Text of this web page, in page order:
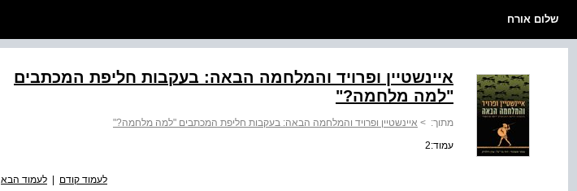
שלום אורח
איינשטיין ופרויד והמלחמה הבאה: בעקבות חליפת המכתבים
"למה מלחמה?"
מתוך: > איינשטיין ופרויד והמלחמה הבאה: בעקבות חליפת המכתבים "למה מלחמה?"
עמוד:2
לעמוד קודם | לעמוד הבא